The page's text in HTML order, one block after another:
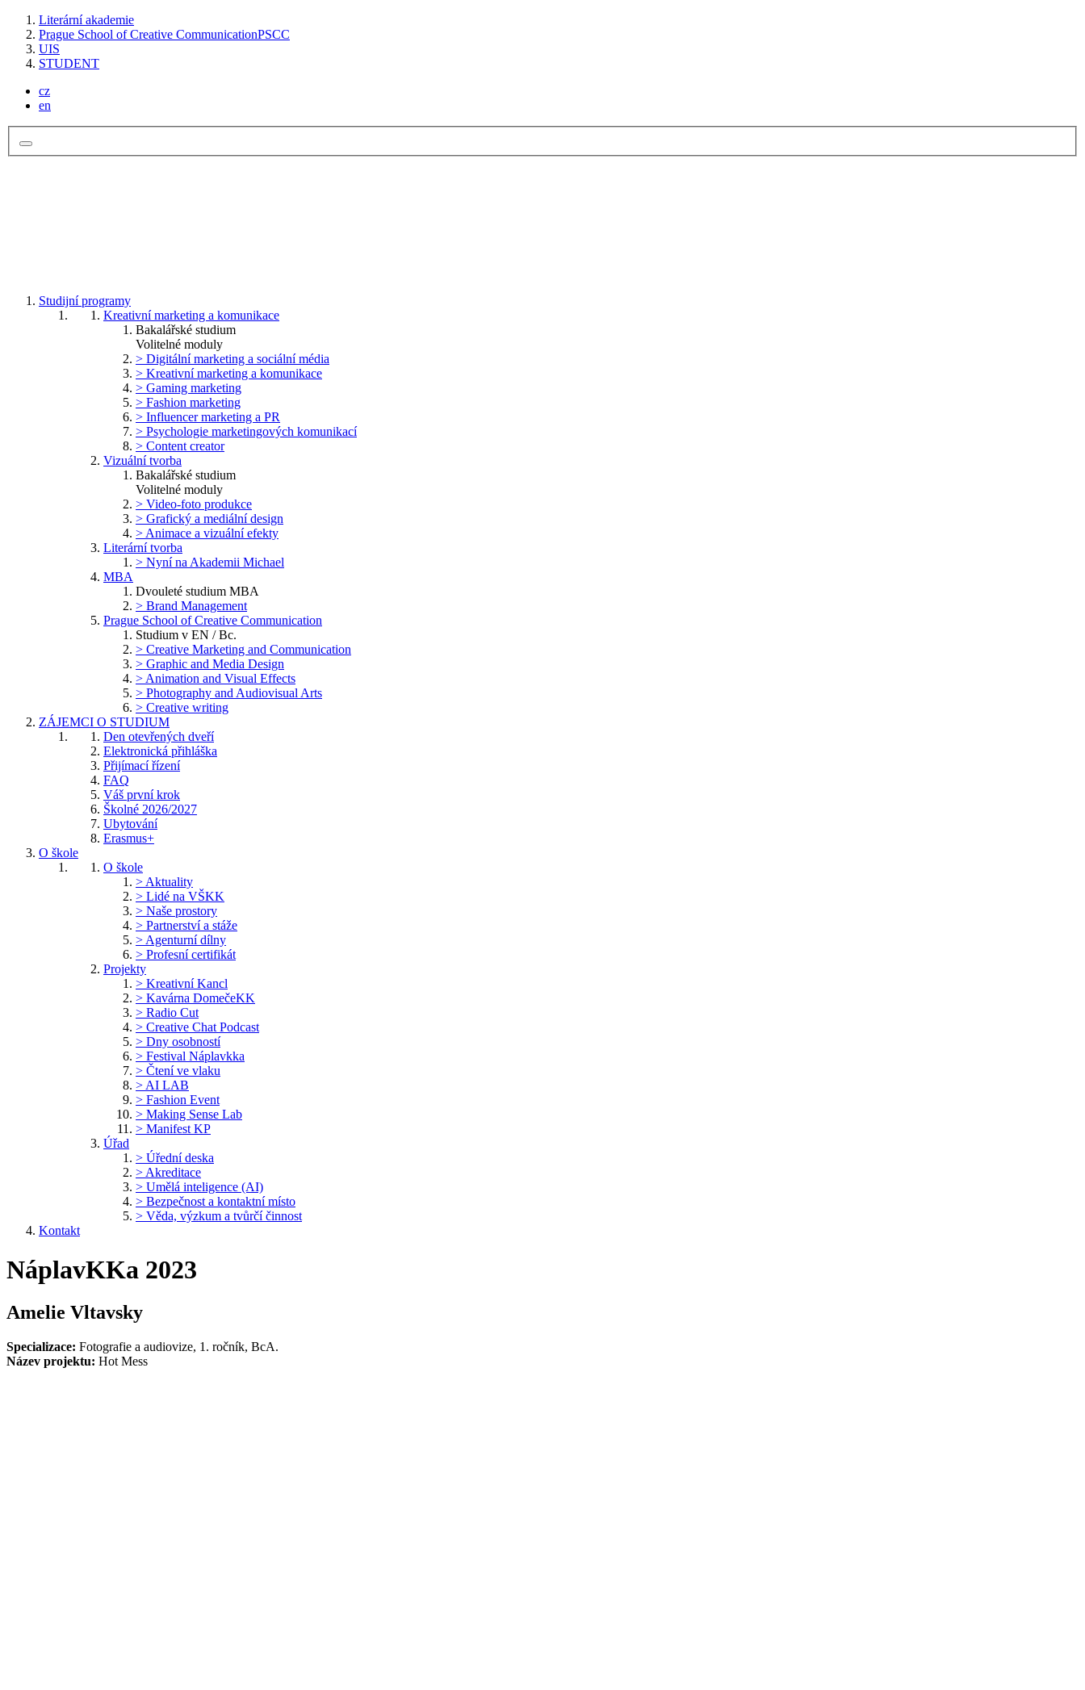
Literární akademie
Prague School of Creative CommunicationPSCC
UIS
STUDENT
cz
en
Studijní programy
Kreativní marketing a komunikace
Bakalářské studium
Volitelné moduly
> Digitální marketing a sociální média
> Kreativní marketing a komunikace
> Gaming marketing
> Fashion marketing
> Influencer marketing a PR
> Psychologie marketingových komunikací
> Content creator
Vizuální tvorba
Bakalářské studium
Volitelné moduly
> Video-foto produkce
> Grafický a mediální design
> Animace a vizuální efekty
Literární tvorba
> Nyní na Akademii Michael
MBA
Dvouleté studium MBA
> Brand Management
Prague School of Creative Communication
Studium v EN / Bc.
> Creative Marketing and Communication
> Graphic and Media Design
> Animation and Visual Effects
> Photography and Audiovisual Arts
> Creative writing
ZÁJEMCI O STUDIUM
Den otevřených dveří
Elektronická přihláška
Přijímací řízení
FAQ
Váš první krok
Školné 2026/2027
Ubytování
Erasmus+
O škole
O škole
> Aktuality
> Lidé na VŠKK
> Naše prostory
> Partnerství a stáže
> Agenturní dílny
> Profesní certifikát
Projekty
> Kreativní Kancl
> Kavárna DomečeKK
> Radio Cut
> Creative Chat Podcast
> Dny osobností
> Festival Náplavkka
> Čtení ve vlaku
> AI LAB
> Fashion Event
> Making Sense Lab
> Manifest KP
Úřad
> Úřední deska
> Akreditace
> Umělá inteligence (AI)
> Bezpečnost a kontaktní místo
> Věda, výzkum a tvůrčí činnost
Kontakt
NáplavKKa 2023
Amelie Vltavsky
Specializace: Fotografie a audiovize, 1. ročník, BcA.
Název projektu: Hot Mess